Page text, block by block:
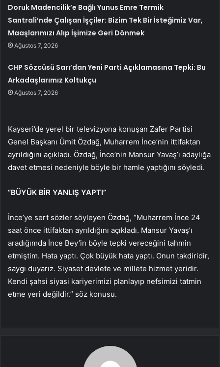
Doruk Madencilik’e Bağlı Yunus Emre Termik
Santrali’nde Çalışan İşçiler: Bizim Tek Bir İsteğimiz Var,
Maaşlarımızı Alıp İşimize Geri Dönmek
Ağustos 7, 2026
CHP Sözcüsü Sarı’dan Yeni Parti Açıklamasına Tepki: Bu
Arkadaşlarımız Koltukçu
Ağustos 7, 2026
Kayseri’de yerel bir televizyona konuşan Zafer Partisi
Genel Başkanı Ümit Özdağ, Muharrem İnce’nin ittifaktan
ayrıldığını açıkladı. Özdağ, İnce’nin Mansur Yavaş’ı adaylığa
davet etmesi nedeniyle böyle bir hamle yaptığını söyledi.
“BÜYÜK BİR YANLIŞ YAPTI”
İnce’ye sert sözler söyleyen Özdağ, “Muharrem İnce 24
saat önce ittifaktan ayrıldığını açıkladı. Mansur Yavaş’ı
aradığımda İnce Bey’in böyle tepki vereceğini tahmin
etmiştim. Hata yaptı. Çok büyük hata yaptı. Onun takdiridir,
saygı duyarız. Siyaset devlete ve millete hizmet yeridir.
Kendi şahsi siyasi kariyerimizi planlayıp nefsimizi tatmin
etme yeri değildir.” söz konusu.